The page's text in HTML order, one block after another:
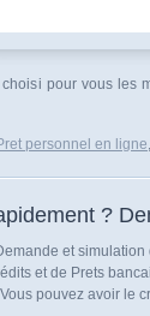
pour vous les
personnel en ligne,
?
et simulation
et de Prets
pouvez avoir le